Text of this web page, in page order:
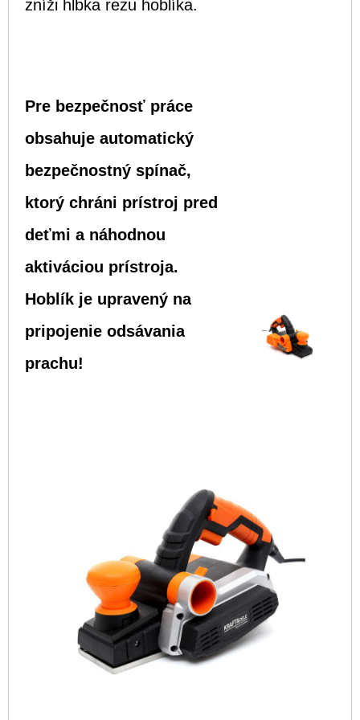
zníži hĺbka rezu hoblíka.
Pre bezpečnosť práce
obsahuje automatický
bezpečnostný spínač,
ktorý chráni prístroj pred
deťmi a náhodnou
aktiváciou prístroja.
Hoblík je upravený na
pripojenie odsávania
prachu!